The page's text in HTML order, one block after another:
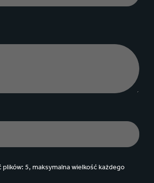
plików: 5, maksymalna wielkość każdego